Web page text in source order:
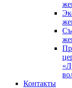
Контакты